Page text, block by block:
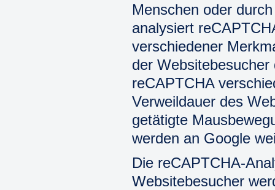
Menschen oder
analysiert
verschiedener
der
reCAPTCHA
Verweildauer des
getätigte
werden an Google
Die reCAPTCHA-
Websitebesucher